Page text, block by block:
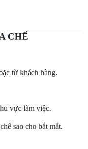
CHẾ
từ khách hàng.
vực làm việc.
sao cho bắt mắt.